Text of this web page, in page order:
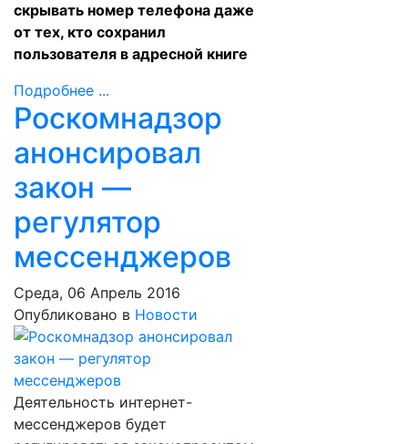
скрывать номер телефона даже
от тех, кто сохранил
пользователя в адресной книге
Подробнее ...
Роскомнадзор
анонсировал
закон —
регулятор
мессенджеров
Среда, 06 Апрель 2016
Опубликовано в Новости
Деятельность интернет-
мессенджеров будет